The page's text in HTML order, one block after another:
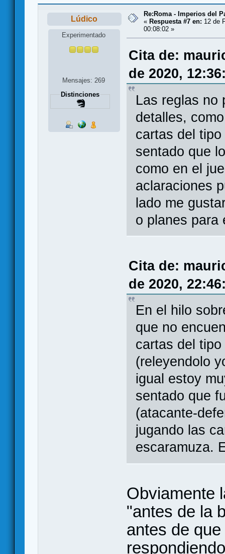
Lúdico
Experimentado
Mensajes: 269
Distinciones
Re:Roma - Imperios del
« Respuesta #7 en: 12 de
00:08:02 »
Cita de:
de 2020,
Las reglas no
detalles,
cartas del
sentado que
como en el
aclaraciones
lado me
o planes para
Cita de:
de 2020,
En el hilo
que no
cartas del
(releyendolo
igual estoy
sentado que
(atacante-
jugando las
escaramuza.
Obviamente
"antes de la
antes de